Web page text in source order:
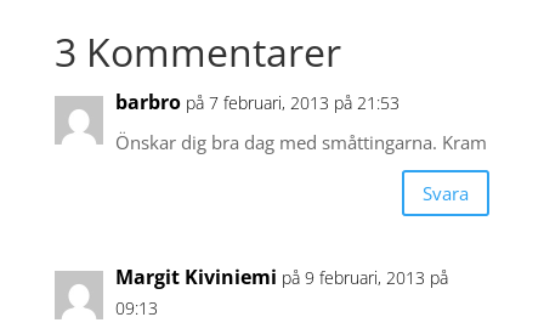
3 Kommentarer
barbro på 7 februari, 2013 på 21:53
Önskar dig bra dag med småttingarna. Kram
Svara
Margit Kiviniemi på 9 februari, 2013 på
09:13